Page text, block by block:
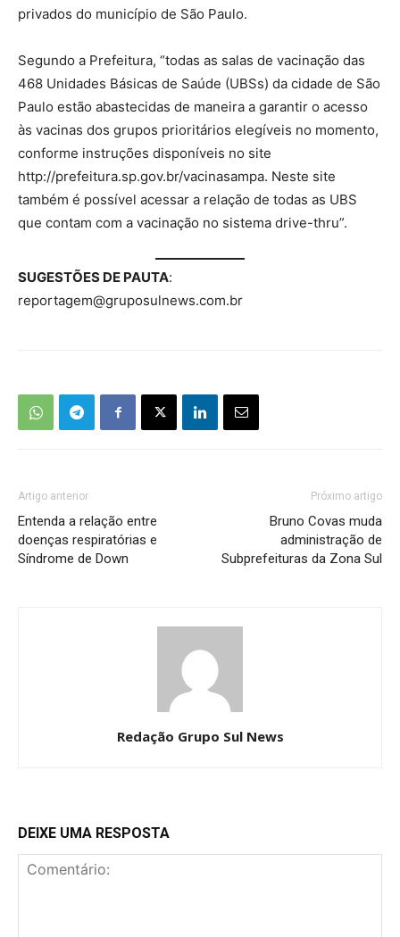
privados do município de São Paulo.
Segundo a Prefeitura, “todas as salas de vacinação das
468 Unidades Básicas de Saúde (UBSs) da cidade de São
Paulo estão abastecidas de maneira a garantir o acesso
às vacinas dos grupos prioritários elegíveis no momento,
conforme instruções disponíveis no site
http://prefeitura.sp.gov.br/vacinasampa. Neste site
também é possível acessar a relação de todas as UBS
que contam com a vacinação no sistema drive-thru”.
SUGESTÕES DE PAUTA:
reportagem@gruposulnews.com.br
Artigo anterior
Entenda a relação entre
doenças respiratórias e
Síndrome de Down
Próximo artigo
Bruno Covas muda
administração de
Subprefeituras da Zona Sul
Redação Grupo Sul News
DEIXE UMA RESPOSTA